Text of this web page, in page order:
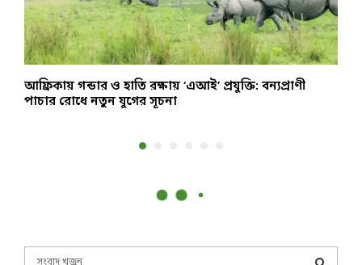
আফ্রিকায় গন্ডার ও হাতি রক্ষায় ‘এআই’ প্রযুক্তি: বন্যপ্রাণী
পাচার রোধে নতুন যুগের সূচনা